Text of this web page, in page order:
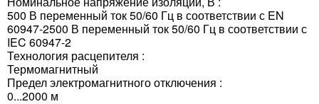
500 В переменный ток 50/60 Гц в соответствии с EN
60947-2500 В переменный ток 50/60 Гц в соответствии с
IEC 60947-2
Технология расцепителя :
Термомагнитный
Предел электромагнитного отключения :
0...2000 м